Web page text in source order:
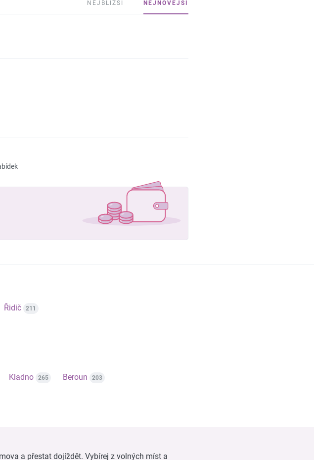
NEJBLIŽŠÍ NEJNOVĚJŠÍ
Řidič 211
Kladno 265 Beroun 203
a přestat dojíždět. Vybírej z volných míst a